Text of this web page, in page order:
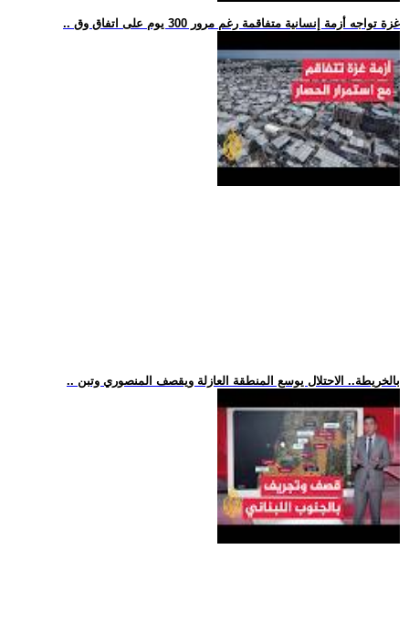
.. غزة تواجه أزمة إنسانية متفاقمة رغم مرور 300 يوم على اتفاق وق
.. بالخريطة.. الاحتلال يوسع المنطقة العازلة ويقصف المنصوري وتبن